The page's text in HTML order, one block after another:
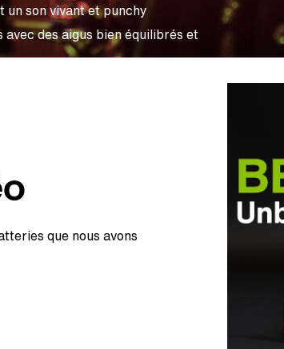
son vivant et punchy
des aigus bien équilibrés et
que nous avons